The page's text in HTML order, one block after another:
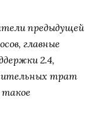
предыдущей
главные
2.4,
трат
такое